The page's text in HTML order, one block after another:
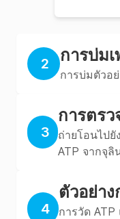
2 การบ่มเ
การบ่มตัวอ
3
การตร
ถ่ายโอนไป
ATP จากจุลิ
4
ตัวอย่าง
การวัด